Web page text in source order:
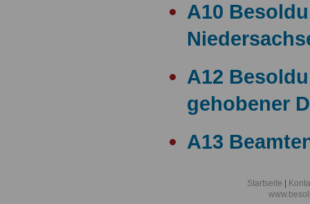
A10
A12
gehobener
A13
A13
Startseite